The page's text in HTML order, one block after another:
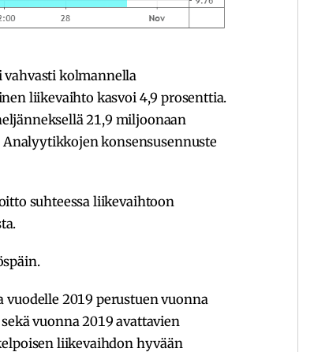
kolmannella
liikevaihto kasvoi 4,9 prosenttia.
21,9 miljoonaan
konsensusennuste
suhteessa liikevaihtoon
2019 perustuen vuonna
vuonna 2019 avattavien
liikevaihdon hyvään